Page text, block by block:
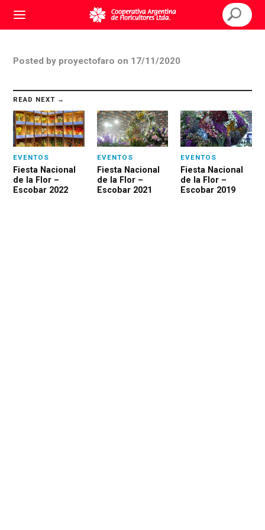
Posted by proyectofaro on 17/11/2020
READ NEXT →
EVENTOS
Fiesta Nacional
de la Flor –
Escobar 2022
EVENTOS
Fiesta Nacional
de la Flor –
Escobar 2021
EVENTOS
Fiesta Nacional
de la Flor –
Escobar 2019